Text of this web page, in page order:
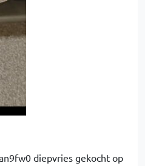
diepvries gekocht op